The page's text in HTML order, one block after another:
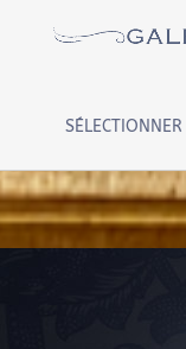
Warning: Constant
/htdocs/
SÉLECTIONNER